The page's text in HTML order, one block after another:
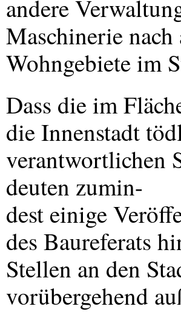
andere
Maschinerie
Wohngebiete im
Dass die im
die Innenstadt
verantwortlichen
deuten zumin-
dest einige
des Baureferats
Stellen an den
vorübergehend